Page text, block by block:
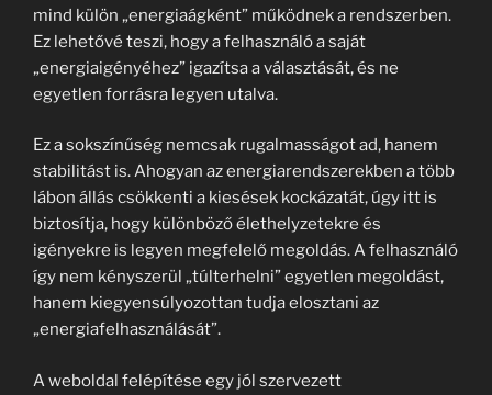
mind külön „energiaágként” működnek a rendszerben.
Ez lehetővé teszi, hogy a felhasználó a saját
„energiaigényéhez” igazítsa a választását, és ne
egyetlen forrásra legyen utalva.
Ez a sokszínűség nemcsak rugalmasságot ad, hanem
stabilitást is. Ahogyan az energiarendszerekben a több
lábon állás csökkenti a kiesések kockázatát, úgy itt is
biztosítja, hogy különböző élethelyzetekre és
igényekre is legyen megfelelő megoldás. A felhasználó
így nem kényszerül „túlterhelni” egyetlen megoldást,
hanem kiegyensúlyozottan tudja elosztani az
„energiafelhasználását”.
A weboldal felépítése egy jól szervezett